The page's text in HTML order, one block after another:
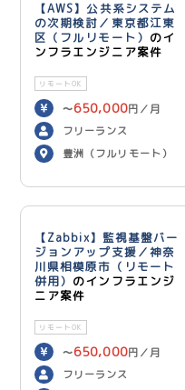
【AWS】公共系システム
の次期検討／東京都江東
区（フルリモート） のイ
ンフラエンジニア案件
リモートOK
〜650,000円／月
フリーランス
豊洲（フルリモート）
【Zabbix】監視基盤バー
ジョンアップ支援／神奈
川県相模原市（リモート
併用） のインフラエンジ
ニア案件
リモートOK
〜650,000円／月
フリーランス